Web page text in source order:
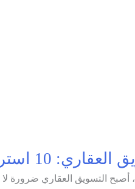
مبتكرة لجذب المشترين عبر الإنترنت